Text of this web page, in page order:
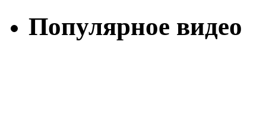
Популярное видео